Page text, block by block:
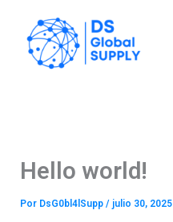
contenido
Hello world!
Por DsG0bl4lSupp/ julio 30, 2025